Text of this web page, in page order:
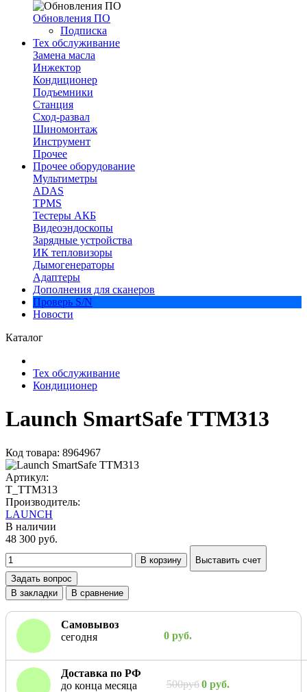
Обновления ПО
Подписка
Тех обслуживание
Замена масла
Инжектор
Кондиционер
Подъемники
Станция
Сход-развал
Шиномонтаж
Инструмент
Прочее
Прочее оборудование
Мультиметры
ADAS
TPMS
Тестеры АКБ
Видеоэндоскопы
Зарядные устройства
ИК тепловизоры
Дымогенераторы
Адаптеры
Дополнения для сканеров
Проверь S/N
Новости
Каталог
Тех обслуживание
Кондиционер
Launch SmartSafe TTM313
Код товара: 8964967
Артикул:
T_TTM313
Производитель:
LAUNCH
В наличии
48 300 руб.
В корзину
Выставить счет
Задать вопрос
В закладки
В сравнение
Самовывоз
сегодня
0 руб.
Доставка по РФ
до конца месяца
500руб 0 руб.